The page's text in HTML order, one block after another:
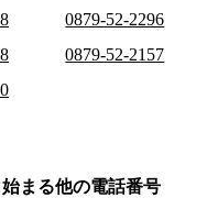
0879-52-2296
0879-52-2157
始まる他の電話番号